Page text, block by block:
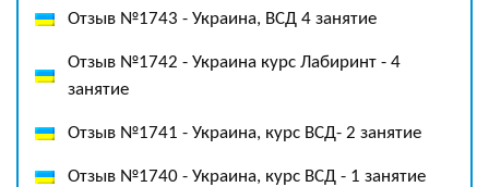
Отзыв №1743 - Украина, ВСД 4 занятие
Отзыв №1742 - Украина курс Лабиринт - 4
занятие
Отзыв №1741 - Украина, курс ВСД- 2 занятие
Отзыв №1740 - Украина, курс ВСД - 1 занятие